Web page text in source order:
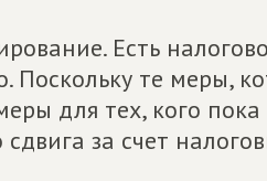
Есть
Поскольку те меры,
для тех, кого
за счет